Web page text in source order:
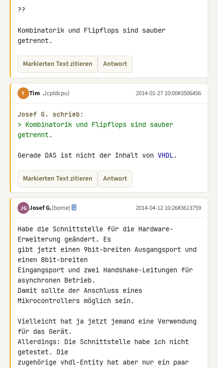
??
Kombinatorik und Flipflops sind sauber
getrennt.
Markierten Text zitieren Antwort
T Tim .(cpldcpu) 2014-01-27 10:00#3506456
Josef G. schrieb:
> Kombinatorik und Flipflops sind sauber
getrennt.
Gerade DAS ist nicht der Inhalt von VHDL.
Markierten Text zitieren Antwort
JG Josef G.(bome) 2014-04-12 10:26#3613759
Habe die Schnittstelle für die Hardware-
Erweiterung geändert. Es
gibt jetzt einen 9bit-breiten Ausgangsport und
einen 8bit-breiten
Eingangsport und zwei Handshake-Leitungen für
asynchronen Betrieb.
Damit sollte der Anschluss eines
Mikrocontrollers möglich sein.
Vielleicht hat ja jetzt jemand eine Verwendung
für das Gerät.
Allerdings: Die Schnittstelle habe ich nicht
getestet. Die
zugehörige vhdl-Entity hat aber nur ein paar